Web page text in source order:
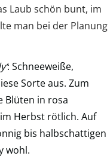
Laub schön bunt, im
man bei der Planung
: Schneeweiße,
Sorte aus. Zum
Blüten in rosa
Herbst rötlich. Auf
bis halbschattigen
wohl.